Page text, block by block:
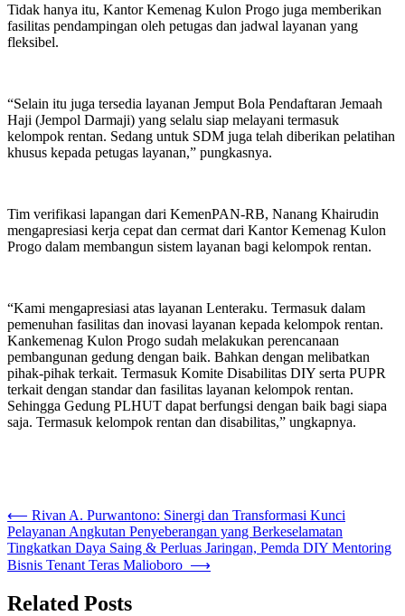
Tidak hanya itu, Kantor Kemenag Kulon Progo juga memberikan
fasilitas pendampingan oleh petugas dan jadwal layanan yang
fleksibel.
“Selain itu juga tersedia layanan Jemput Bola Pendaftaran Jemaah
Haji (Jempol Darmaji) yang selalu siap melayani termasuk
kelompok rentan. Sedang untuk SDM juga telah diberikan pelatihan
khusus kepada petugas layanan,” pungkasnya.
Tim verifikasi lapangan dari KemenPAN-RB, Nanang Khairudin
mengapresiasi kerja cepat dan cermat dari Kantor Kemenag Kulon
Progo dalam membangun sistem layanan bagi kelompok rentan.
“Kami mengapresiasi atas layanan Lenteraku. Termasuk dalam
pemenuhan fasilitas dan inovasi layanan kepada kelompok rentan.
Kankemenag Kulon Progo sudah melakukan perencanaan
pembangunan gedung dengan baik. Bahkan dengan melibatkan
pihak-pihak terkait. Termasuk Komite Disabilitas DIY serta PUPR
terkait dengan standar dan fasilitas layanan kelompok rentan.
Sehingga Gedung PLHUT dapat berfungsi dengan baik bagi siapa
saja. Termasuk kelompok rentan dan disabilitas,” ungkapnya.
Navigasi
pos
⟵ Rivan A. Purwantono: Sinergi dan Transformasi Kunci
Pelayanan Angkutan Penyeberangan yang Berkeselamatan
Tingkatkan Daya Saing & Perluas Jaringan, Pemda DIY Mentoring
Bisnis Tenant Teras Malioboro ⟶
Related Posts